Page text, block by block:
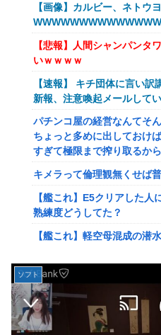
キメラって倫理観無くせば
【艦これ】E5クリアした人
熟練度どうしてた？
【艦これ】軽空母混成の潜
の？？？
【艦これ】みんなもう終わ
2ってサブの穴が空いてな
してるとアホほど時間かか
【驚愕】ユーチューバー「
車もぜ～んぶ経費でタダ！
なんておらんよな？よな
【速報】へずまりゅうさん
w w w w w
【緊急】爆美女「すみませ
察「！？」自衛隊「！？」
【動画】名古屋栄で不良外
ろやｗｗｗ
【画像】カルビー、ネトウ
【悲報】人間シャンパンタ
いｗｗｗｗ
【速報】 キチ団体に言い
新報、注意喚起メールして
パチンコ屋の経営なんてそ
ちょっと多めに出しておけ
すぎて極限まで搾り取るか
キメラって倫理観無くせば
【艦これ】E5クリアした
熟練度どうしてた？
【艦これ】軽空母混成の潜
【画像】X女子「ガチでこ
2000万バズ
【動画】クレヨンしんちゃ
トミームと化すｗｗｗｗ
ソフト